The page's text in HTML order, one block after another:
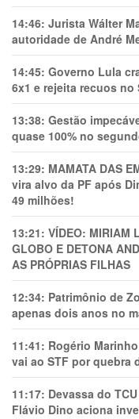
14:46: Jurista Wálter
autoridade de André
14:45: Governo Lula
6x1 e rejeita recuos no
13:38: Gestão
quase 100% no
13:29: MAMATA DAS
vira alvo da PF após
49 milhões!
13:21: VÍDEO: MIRIAM
GLOBO E DETONA
AS PRÓPRIAS FILHAS
12:34: Patrimônio de
apenas dois anos no
11:41: Rogério
vai ao STF por quebra
11:17: Devassa do
Flávio Dino aciona